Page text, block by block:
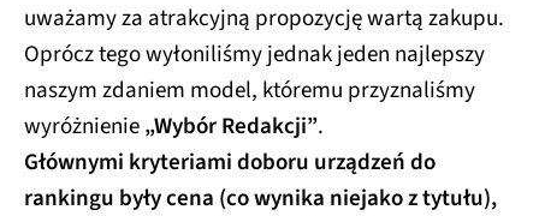
uważamy za atrakcyjną propozycję wartą zakupu.
Oprócz tego wyłoniliśmy jednak jeden najlepszy
naszym zdaniem model, któremu przyznaliśmy
wyróżnienie„Wybór Redakcji”.
Głównymi kryteriami doboru urządzeń do
rankingu były cena (co wynika niejako z tytułu),